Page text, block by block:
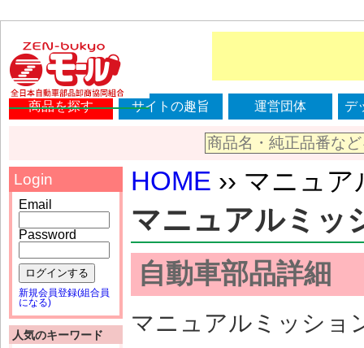
商品を探す サイトの趣旨 運営団体 デ
HOME ›› マニュ
マニュアルミッ
自動車部品詳細
マニュアルミッショ
Login
Email
Password
ログインする
新規会員登録(組合員
になる)
人気のキーワード